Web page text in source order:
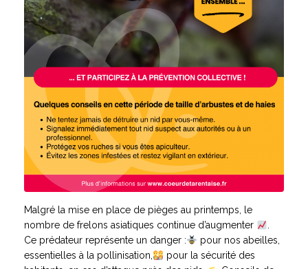
Malgré la mise en place de pièges au printemps, le
nombre de frelons asiatiques continue d’augmenter
Ce prédateur représente un danger :
pour nos abeilles,
essentielles à la pollinisation,
pour la sécurité des